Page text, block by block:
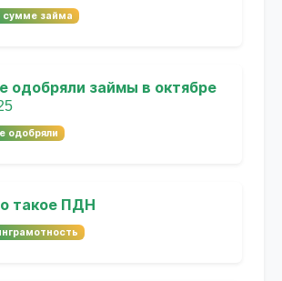
сумме займа
одобряли займы в октябре
одобряли
такое ПДН